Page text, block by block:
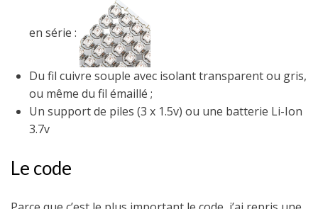
en série :
Du fil cuivre souple avec isolant transparent ou gris,
ou même du fil émaillé ;
Un support de piles (3 x 1.5v) ou une batterie Li-Ion
3.7v
Le code